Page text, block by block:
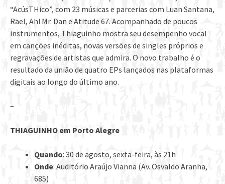
“AcúsTHico”, com 23 músicas e parcerias com Luan Santana,
Rael, Ah! Mr. Dan e Atitude 67. Acompanhado de poucos
instrumentos, Thiaguinho mostra seu desempenho vocal
em canções inéditas, novas versões de singles próprios e
regravações de artistas que admira. O novo trabalho é o
resultado da união de quatro EPs lançados nas plataformas
digitais ao longo do último ano.
–
THIAGUINHO em Porto Alegre
Quando: 30 de agosto, sexta-feira, às 21h
Onde: Auditório Araújo Vianna (Av. Osvaldo Aranha,
685)